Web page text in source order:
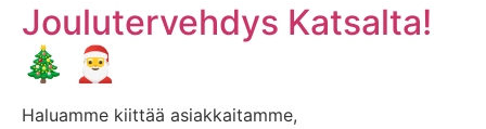
Joulutervehdys Katsalta!
🎄 🎅
Haluamme kiittää asiakkaitamme,